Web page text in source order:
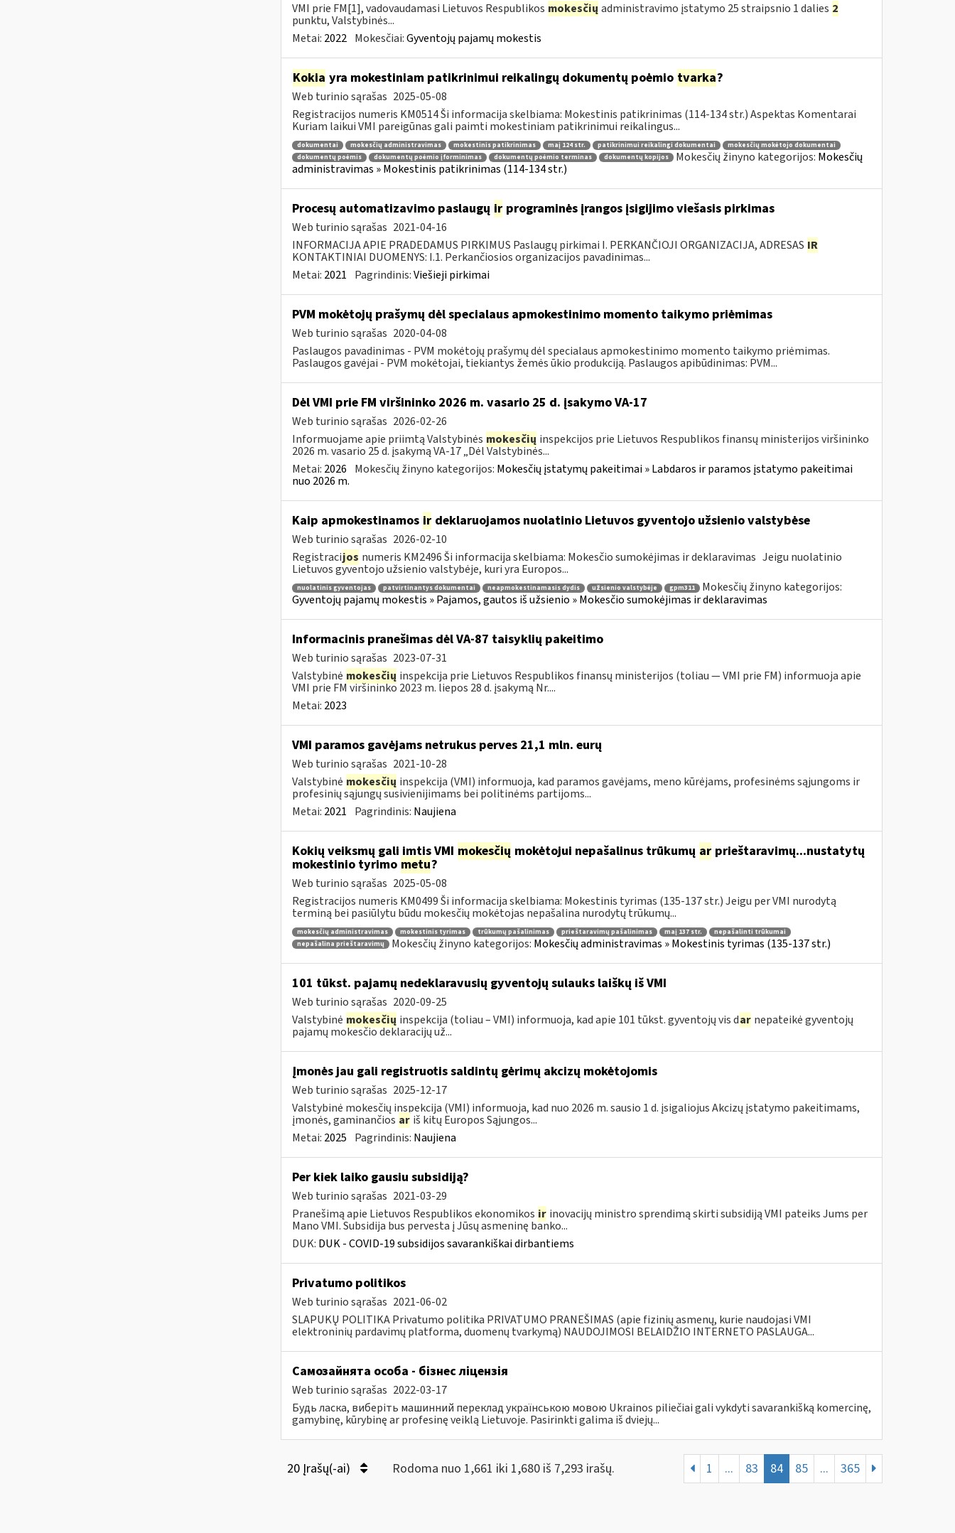
VMI prie FM[1], vadovaudamasi Lietuvos Respublikos mokesčių administravimo įstatymo 25 straipsnio 1 dalies 2
punktu, Valstybinės...
Metai: 2022 Mokesčiai:Gyventojų pajamų mokestis
Kokia yra mokestiniam patikrinimui reikalingų dokumentų poėmio tvarka?
Web turinio sąrašas 2025-05-08
Registracijos numeris KM0514 Ši informacija skelbiama: Mokestinis patikrinimas (114-134 str.) Aspektas Komentarai
Kuriam laikui VMI pareigūnas gali paimti mokestiniam patikrinimui reikalingus...
dokumentai mokesčių administravimas mokestinis patikrinimas maį 124 str. patikrinimui reikalingi dokumentai
mokesčių mokėtojo dokumentai
dokumentų poėmis
dokumentų poėmio įforminimas dokumentų poėmio terminas dokumentų kopijos Mokesčių žinyno kategorijos: Mokesčių
administravimas » Mokestinis patikrinimas (114-134 str.)
Procesų automatizavimo paslaugų irprograminės įrangos įsigijimo viešasis pirkimas
Web turinio sąrašas 2021-04-16
INFORMACIJA APIE PRADEDAMUS PIRKIMUS Paslaugų pirkimai I. PERKANČIOJI ORGANIZACIJA, ADRESAS IR
KONTAKTINIAI DUOMENYS: I.1. Perkančiosios organizacijos pavadinimas...
Metai: 2021 Pagrindinis:Viešieji pirkimai
PVM mokėtojų prašymų dėl specialaus apmokestinimo momento taikymo priėmimas
Web turinio sąrašas 2020-04-08
Paslaugos pavadinimas - PVM mokėtojų prašymų dėl specialaus apmokestinimo momento taikymo priėmimas.
Paslaugos gavėjai - PVM mokėtojai, tiekiantys žemės ūkio produkciją. Paslaugos apibūdinimas: PVM...
Dėl VMI prie FM viršininko 2026 m. vasario 25 d. įsakymo VA-17
Web turinio sąrašas 2026-02-26
Informuojame apie priimtą Valstybinės mokesčių inspekcijos prie Lietuvos Respublikos finansų ministerijos viršininko
2026 m. vasario 25 d. įsakymą VA-17 „Dėl Valstybinės...
Metai: 2026 Mokesčių žinyno kategorijos: Mokesčių įstatymų pakeitimai » Labdaros ir paramos įstatymo pakeitimai
nuo 2026 m.
Kaip apmokestinamos irdeklaruojamos nuolatinio Lietuvos gyventojo užsienio valstybėse
Web turinio sąrašas 2026-02-10
Registracijos numeris KM2496 Ši informacija skelbiama: Mokesčio sumokėjimas ir deklaravimas Jeigu nuolatinio
Lietuvos gyventojo užsienio valstybėje, kuri yra Europos...
nuolatinis gyventojas patvirtinantys dokumentai neapmokestinamasis dydis užsienio valstybėje gpm311
Mokesčių žinyno kategorijos:
Gyventojų pajamų mokestis » Pajamos, gautos iš užsienio » Mokesčio sumokėjimas ir deklaravimas
Informacinis pranešimas dėl VA-87 taisyklių pakeitimo
Web turinio sąrašas 2023-07-31
Valstybinė mokesčių inspekcija prie Lietuvos Respublikos finansų ministerijos (toliau ― VMI prie FM) informuoja apie
VMI prie FM viršininko 2023 m. liepos 28 d. įsakymą Nr....
Metai: 2023
VMI paramos gavėjams netrukus perves 21,1 mln. eurų
Web turinio sąrašas 2021-10-28
Valstybinė mokesčių inspekcija (VMI) informuoja, kad paramos gavėjams, meno kūrėjams, profesinėms sąjungoms ir
profesinių sąjungų susivienijimams bei politinėms partijoms...
Metai: 2021 Pagrindinis: Naujiena
Kokių veiksmų gali imtis VMI mokesčių mokėtojui nepašalinus trūkumų arprieštaravimų...nustatytų
mokestinio tyrimo metu?
Web turinio sąrašas 2025-05-08
Registracijos numeris KM0499 Ši informacija skelbiama: Mokestinis tyrimas (135-137 str.) Jeigu per VMI nurodytą
terminą bei pasiūlytu būdu mokesčių mokėtojas nepašalina nurodytų trūkumų...
mokesčių administravimas mokestinis tyrimas trūkumų pašalinimas prieštaravimų pašalinimas maį 137 str.
nepašalinti trūkumai
nepašalina prieštaravimų
Mokesčių žinyno kategorijos: Mokesčių administravimas » Mokestinis tyrimas (135-137 str.)
101 tūkst. pajamų nedeklaravusių gyventojų sulauks laiškų iš VMI
Web turinio sąrašas 2020-09-25
Valstybinė mokesčių inspekcija (toliau – VMI) informuoja, kad apie 101 tūkst. gyventojų vis dar nepateikė gyventojų
pajamų mokesčio deklaracijų už...
Įmonės jau gali registruotis saldintų gėrimų akcizų mokėtojomis
Web turinio sąrašas 2025-12-17
Valstybinė mokesčių inspekcija (VMI) informuoja, kad nuo 2026 m. sausio 1 d. įsigaliojus Akcizų įstatymo pakeitimams,
įmonės, gaminančios ar iš kitų Europos Sąjungos...
Metai: 2025 Pagrindinis: Naujiena
Per kiek laiko gausiu subsidiją?
Web turinio sąrašas 2021-03-29
Pranešimą apie Lietuvos Respublikos ekonomikos ir inovacijų ministro sprendimą skirti subsidiją VMI pateiks Jums per
Mano VMI. Subsidija bus pervesta į Jūsų asmeninę banko...
DUK: DUK - COVID-19 subsidijos savarankiškai dirbantiems
Privatumo politikos
Web turinio sąrašas 2021-06-02
SLAPUKŲ POLITIKA Privatumo politika PRIVATUMO PRANEŠIMAS (apie fizinių asmenų, kurie naudojasi VMI
elektroninių pardavimų platforma, duomenų tvarkymą) NAUDOJIMOSI BELAIDŽIO INTERNETO PASLAUGA...
Самозайнята особа - бізнес ліцензія
Web turinio sąrašas 2022-03-17
Будь ласка, виберіть машинний переклад українською мовою Ukrainos piliečiai gali vykdyti savarankišką komercinę,
gamybinę, kūrybinę ar profesinę veiklą Lietuvoje. Pasirinkti galima iš dviejų...
20 Įrašų(-ai) Rodoma nuo 1,661 iki 1,680 iš 7,293 irašų. 1 ... 83 84 85 ... 365